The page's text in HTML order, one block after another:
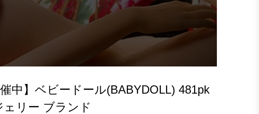
催中】ベビードール(BABYDOLL) 481pk
ェリー ブランド